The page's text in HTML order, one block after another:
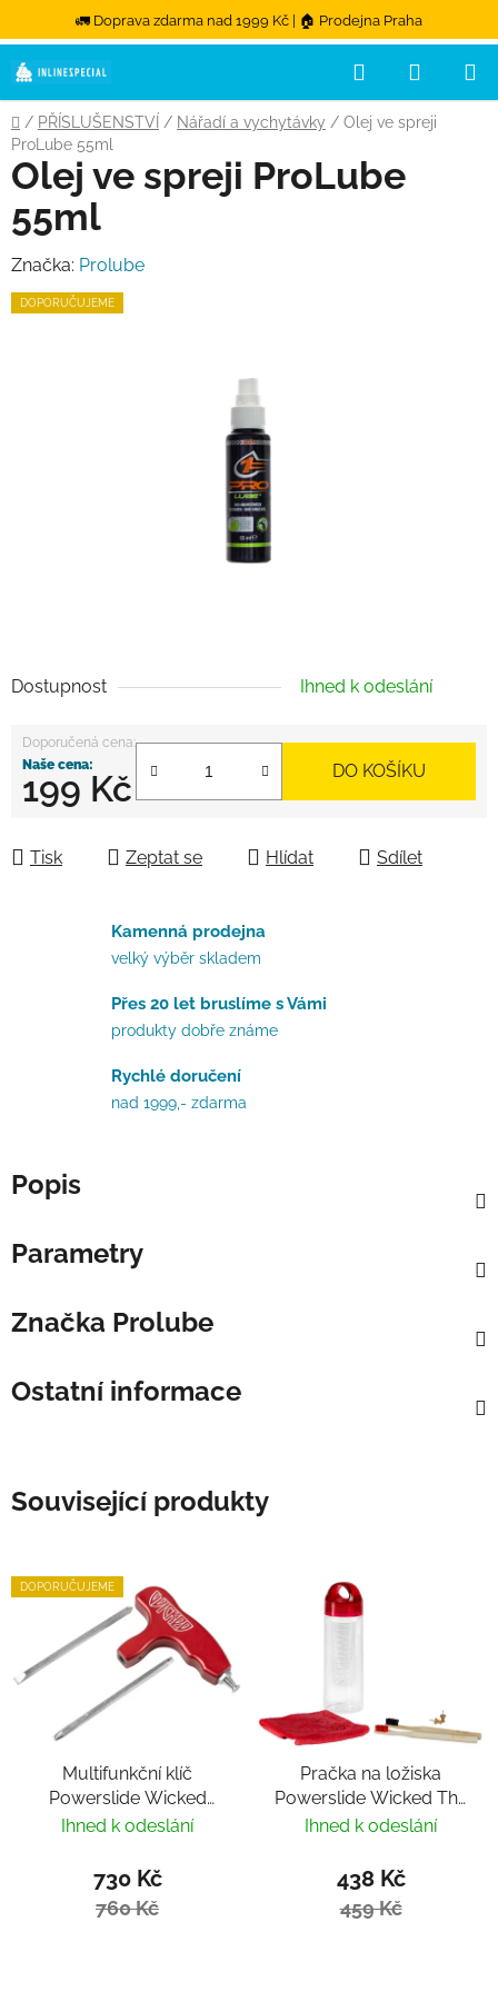
🚛 Doprava zdarma nad 1999 Kč | 🏠 Prodejna Praha
Přejít na obsah
Hledat
Domů
/ PŘÍSLUŠENSTVÍ / Nářadí a vychytávky / Olej ve spreji
ProLube 55ml
Dostupnost Ihned k odeslání
199 Kč DO KOŠÍKU
Tisk Zeptat se Hlídat Sdílet
Olej ve spreji ProLube
55ml
Značka: Prolube
DOPORUČUJEME
Kamenná prodejna
velký výběr skladem
Přes 20 let bruslíme s Vámi
produkty dobře známe
Rychlé doručení
nad 1999,- zdarma
Popis
Parametry
Značka Prolube
Ostatní informace
Související produkty
DOPORUČUJEME
Multifunkční klíč
Powerslide Wicked
Hardcore Tool
Ihned k odeslání
730 Kč
760 Kč
Pračka na ložiska
Powerslide Wicked The
Wash
Ihned k odeslání
438 Kč
459 Kč